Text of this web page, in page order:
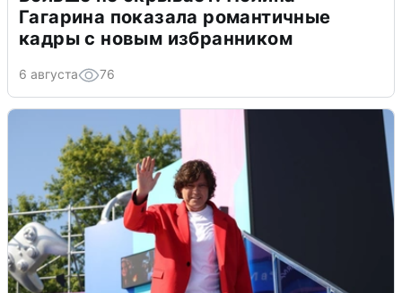
Гагарина показала романтичные
кадры с новым избранником
6 августа 76